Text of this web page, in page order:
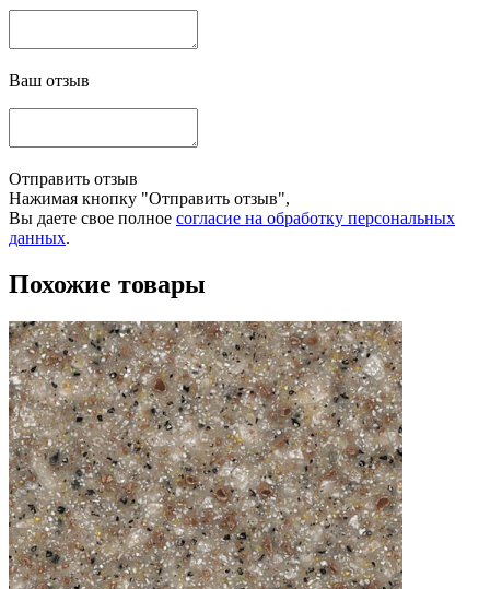
Ваш отзыв
Отправить отзыв
Нажимая кнопку "Отправить отзыв",
Вы даете свое полное согласие на обработку персональных
данных.
Похожие товары